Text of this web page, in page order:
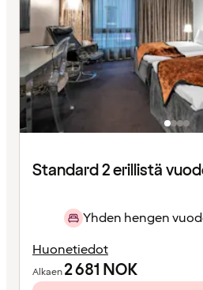
Standard 2 erillistä
Yhden hengen
Huonetiedot
Alkaen2 681 NOK